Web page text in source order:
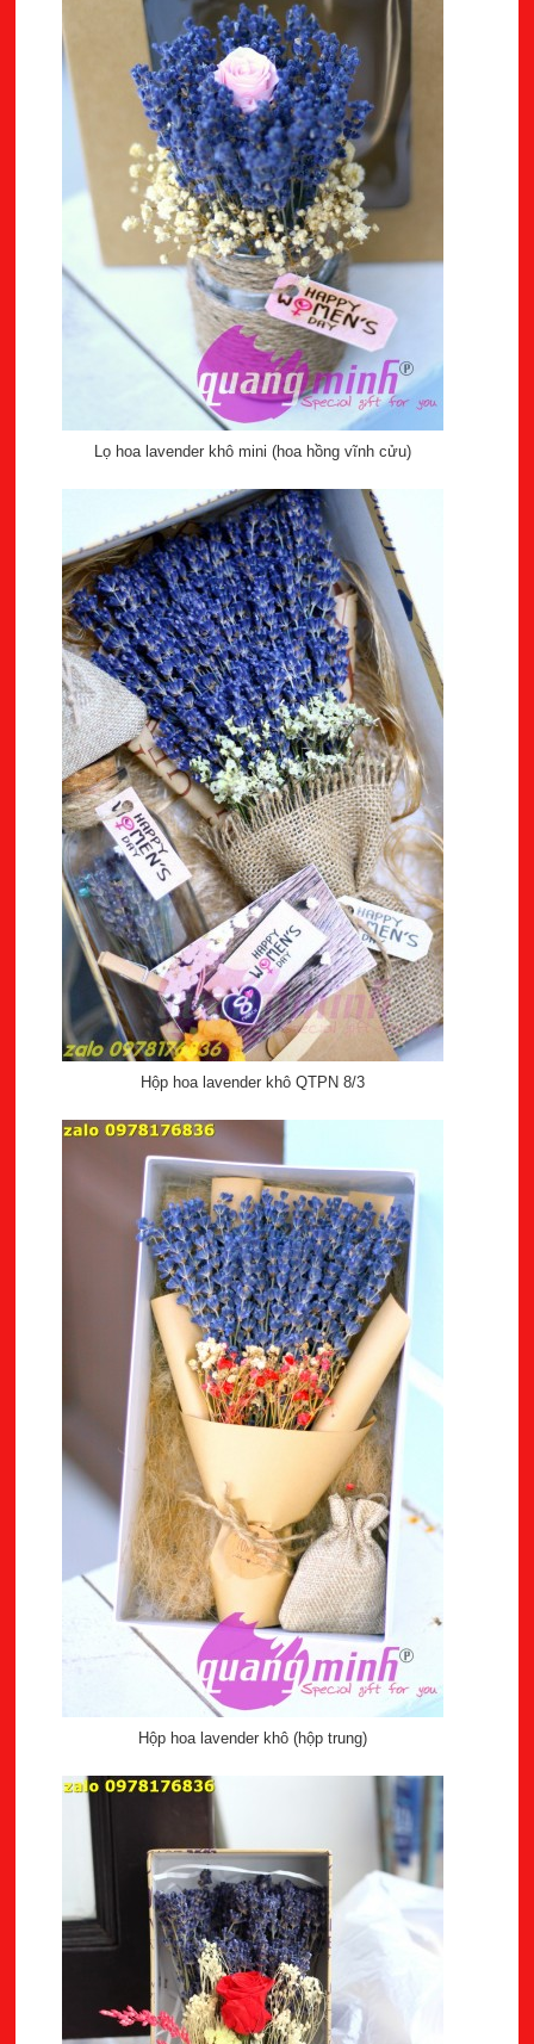
Lọ hoa lavender khô mini (hoa hồng vĩnh cửu)
Hộp hoa lavender khô QTPN 8/3
Hộp hoa lavender khô (hộp trung)